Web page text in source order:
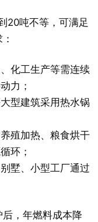
20吨不等，可满足
化工生产等需连续
力；
型建筑采用热水锅
殖加热、粮食烘干
环；
墅、小型工厂通过
，年燃料成本降